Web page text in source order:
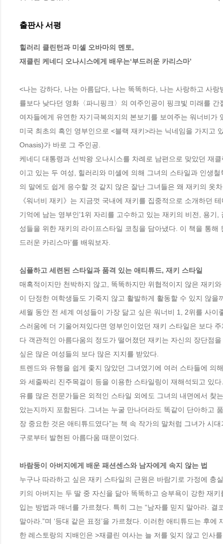
출판사 서평
힐러리 클린턴과 미셸 오바마의 멘토,
재클린 케네디 오나시스에게 배우는‘부드러운 카리스마’
<나는 강하다, 나는 아름답다, 나는 똑똑하다, 나는 사랑하고 사
률보다 낮다던 영화〈파니핑크〉의 여주인공이 핑크빛 미래를
여자들에게 유연한 자기극복의지의 본보기를 보여주는 워너비
미국 최초의 흑인 영부인으로 <블랙 재키>라는 닉네임을 가지고
Onasis)가 바로 그 주인공.
케네디 대통령과 선박왕 오나시스를 차례로 남편으로 맞았던 재
이고 있는 두 여성, 힐러리와 미셸에 의해 그녀의 스타일과 인생
의 말에도 쉽게 응수할 것 같지 않은 잘난 그녀들은 왜 재키의 옷
《워너비 재키》는 지금껏 국내에 재키를 집중적으로 소개하던
기억에 남는 영부인'1위 자리를 고수하고 있는 재키의 비전, 용
성들을 위한 재키의 라이프스타일 코칭을 담아냈다. 이 책을 통
드러운 카리스마’를 배워보자.
심플하고 세련된 스타일과 품격 있는 애티튜드, 재키 스타일
매혹적이지만 천박하지 않고, 똑똑하지만 위협적이지 않은 재키
이 단정한 여학생들도 기죽지 않고 활발하게 활동할 수 있지 않
세월 동안 전 세계 여성들이 가장 닮고 싶은 워너비 1, 2위를 사
스러움에 더 기울어져있다면 영부인이었던 재키 스타일은 보다
다 객관적인 아름다움의 정도가 떨어졌던 재키는 자신의 장단점
싶은 많은 여성들의 보다 많은 지지를 받았다.
트렌드와 유행을 쉽게 좇지 않았던 그녀였기에 여러 스타들에
와 세줄짜리 진주목걸이 등을 이용한 스타일링이 재해석되고 있
유를 많은 전문가들은 외적인 스타일 외에도 그녀의 내면에서 찾
았는지까지 포함된다. 그녀는 누굴 만나더라도 똑같이 단아하고
장 중요한 것은 애티튜드였다”는 책 속 작가의 말처럼 그녀가 시
구로부터 발현된 아름다움 때문이었다.
바람둥이 아버지에게 배운 패션센스와 남자에게 속지 않는 법
누구나 따라하고 싶은 재키 스타일의 근원은 바람기로 가정에 충
키의 아버지는 두 딸 중 자신을 닮아 똑똑하고 승부욕이 강한 재
입는 방법과 매너를 가르쳤다. 특히 그는 “남자를 믿지 말아라.
말아라.”며 ‘등대 같은 표정’을 가르쳤다. 이러한 애티튜드는 후
한 레스토랑의 지배인은 >재클린 여사는 늘 저를 잊지 않고 인사